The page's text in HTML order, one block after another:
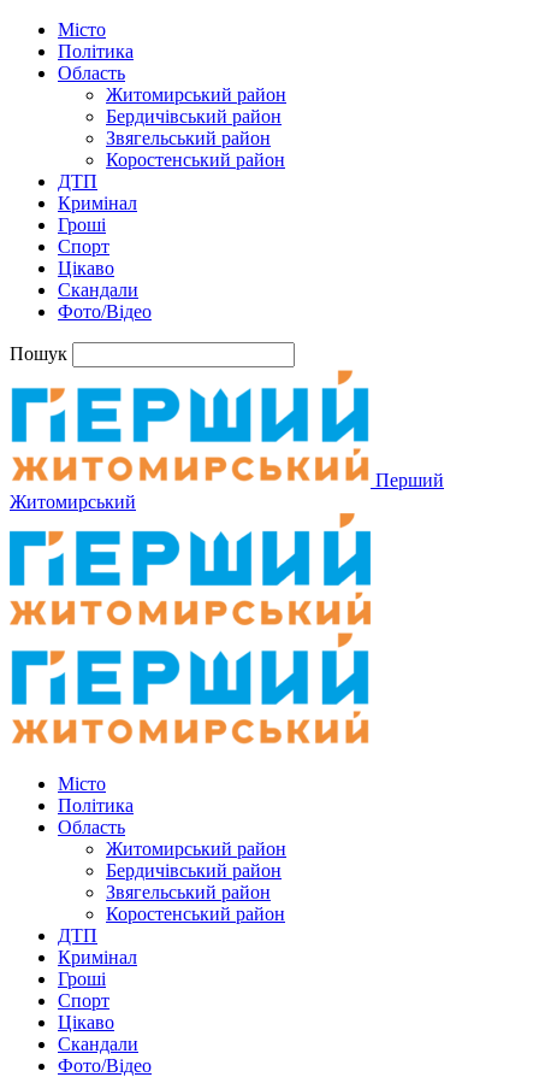
Місто
Політика
Область
Житомирський район
Бердичівський район
Звягельський район
Коростенський район
ДТП
Кримінал
Гроші
Спорт
Цікаво
Скандали
Фото/Відео
Пошук
Перший
Житомирський
Місто
Політика
Область
Житомирський район
Бердичівський район
Звягельський район
Коростенський район
ДТП
Кримінал
Гроші
Спорт
Цікаво
Скандали
Фото/Відео